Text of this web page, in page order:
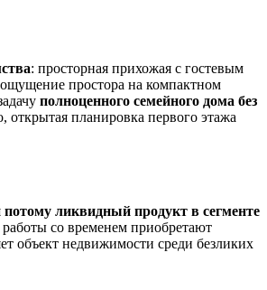
: просторная прихожая с гостевым
простора на компактном
полноценного семейного дома без
планировка первого этажа
потому ликвидный продукт в сегменте
работы со временем приобретают
объект недвижимости среди безликих